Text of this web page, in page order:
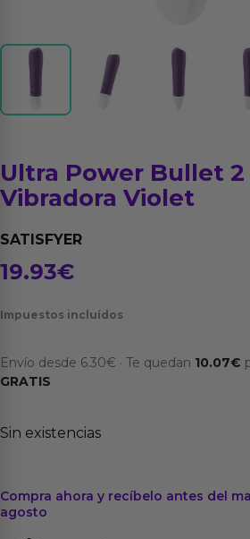
Ultra Power Bullet 2
Vibradora Violet
SATISFYER
19.93€
Impuestos incluídos
Envío desde 6.30€ · Te quedan 10.07€
GRATIS
Sin existencias
Compra ahora y recíbelo antes del
agosto